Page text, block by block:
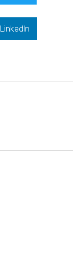
LinkedIn